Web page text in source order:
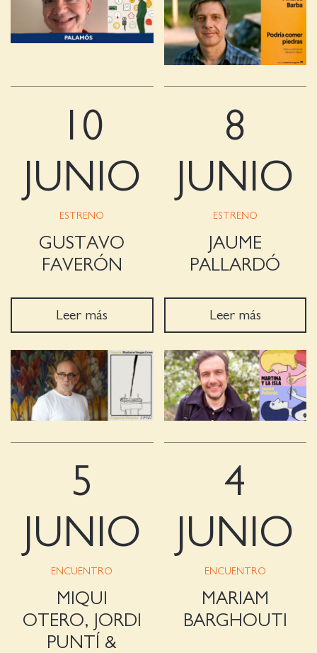
10
JUNIO
ESTRENO
GUSTAVO
FAVERÓN
Leer más
8
JUNIO
ESTRENO
JAUME
PALLARDÓ
Leer más
5
JUNIO
ENCUENTRO
MIQUI
OTERO, JORDI
PUNTÍ &
4
JUNIO
ENCUENTRO
MARIAM
BARGHOUTI